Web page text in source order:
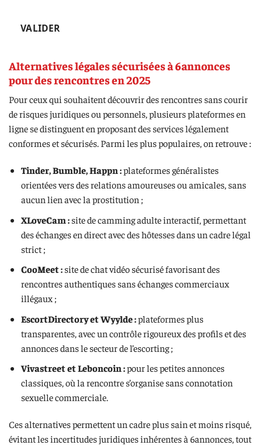
VALIDER
Alternatives légales sécurisées à 6annonces
pour des rencontres en 2025
Pour ceux qui souhaitent découvrir des rencontres sans courir
de risques juridiques ou personnels, plusieurs plateformes en
ligne se distinguent en proposant des services légalement
conformes et sécurisés. Parmi les plus populaires, on retrouve :
Tinder, Bumble, Happn :plateformes généralistes
orientées vers des relations amoureuses ou amicales, sans
aucun lien avec la prostitution ;
XLoveCam :site de camming adulte interactif, permettant
des échanges en direct avec des hôtesses dans un cadre légal
strict ;
CooMeet :site de chat vidéo sécurisé favorisant des
rencontres authentiques sans échanges commerciaux
illégaux ;
EscortDirectory et Wyylde :plateformes plus
transparentes, avec un contrôle rigoureux des profils et des
annonces dans le secteur de l’escorting ;
Vivastreet et Leboncoin :pour les petites annonces
classiques, où la rencontre s’organise sans connotation
sexuelle commerciale.
Ces alternatives permettent un cadre plus sain et moins risqué,
évitant les incertitudes juridiques inhérentes à 6annonces, tout